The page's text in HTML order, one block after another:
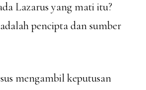
Lazarus yang mati itu?
pencipta dan sumber
mengambil keputusan